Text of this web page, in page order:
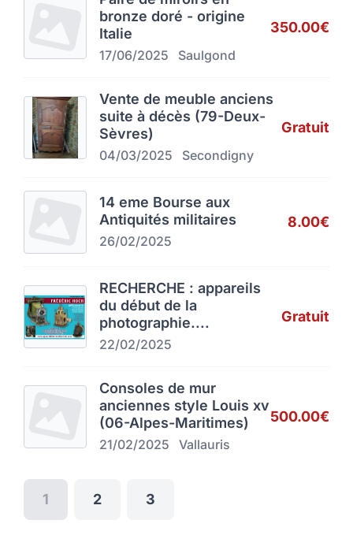
bronze doré - origine
Italie
17/06/2025 Saulgond
350.00€
Vente de meuble anciens
suite à décès (79-Deux-
Sèvres)
04/03/2025 Secondigny
Gratuit
14 eme Bourse aux
Antiquités militaires
26/02/2025
8.00€
RECHERCHE : appareils
du début de la
photographie....
22/02/2025
Gratuit
Consoles de mur
anciennes style Louis xv
(06-Alpes-Maritimes)
21/02/2025 Vallauris
500.00€
1 2 3